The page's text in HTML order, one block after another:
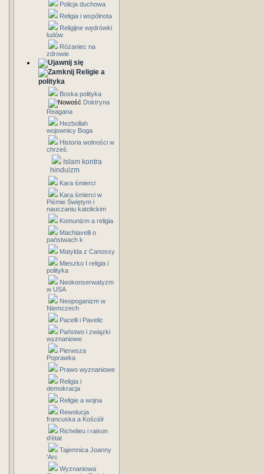
Policja duchowa
Religia i wspólnota
Religijne wędrówki
ludów
Różaniec na
zdrowie
Religie a
polityka
Boska polityka
Doktryna
Reagana
Hezbollah
wojownicy Boga
Historia wolności w
chrześ.
Islam kontra
hinduizm
Kara śmierci
Kara śmierci w
Piśmie Świętym i
nauczaniu katolickim
Komunizm a religia
Machiavelli o
państwach k
Matylda z Canossy
Mieszko I religia i
polityka
Neokonserwatyzm
w USA
Neopoganizm w
Niemczech
Pacelli i Pavelic
Państwo i związki
wyznaniowe
Pierwsza
Poprawka
Prawo wyznaniowe
Religia i
demokracja
Religie a wojna
Rewolucja
francuska a Kościół
Richelieu i raison
d'état
Tajemnica Joanny
'Arc
Wyznaniowa